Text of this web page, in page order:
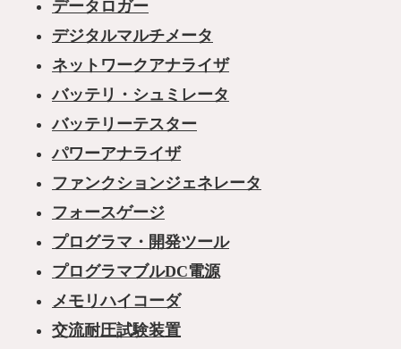
データロガー
デジタルマルチメータ
ネットワークアナライザ
バッテリ・シュミレータ
バッテリーテスター
パワーアナライザ
ファンクションジェネレータ
フォースゲージ
プログラマ・開発ツール
プログラマブルDC電源
メモリハイコーダ
交流耐圧試験装置